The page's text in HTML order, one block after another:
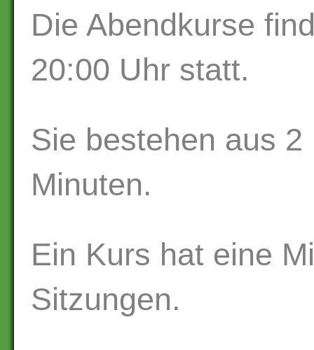
Die Abendkurse
20:00 Uhr statt.
Sie bestehen aus
Minuten.
Ein Kurs hat eine
Sitzungen.